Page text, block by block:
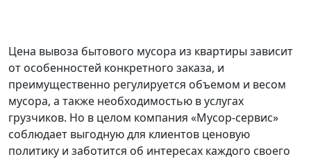
Цена вывоза бытового мусора из квартиры зависит
от особенностей конкретного заказа, и
преимущественно регулируется объемом и весом
мусора, а также необходимостью в услугах
грузчиков. Но в целом компания «Мусор-сервис»
соблюдает выгодную для клиентов ценовую
политику и заботится об интересах каждого своего